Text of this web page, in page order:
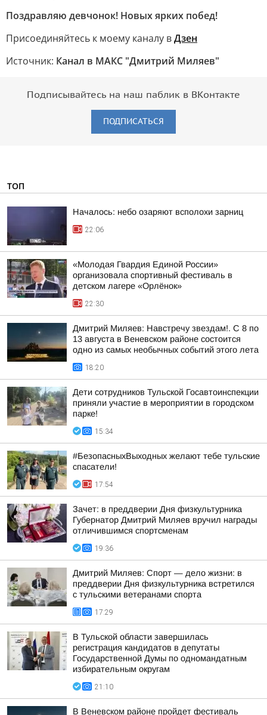
Поздравляю девчонок! Новых ярких побед!
Присоединяйтесь к моему каналу вДзен
Источник: Канал в МАКС "Дмитрий Миляев"
Подписывайтесь на наш паблик в ВКонтакте
ПОДПИСАТЬСЯ
ТОП
Началось: небо озаряют всполохи зарниц
22:06
«Молодая Гвардия Единой России»
организовала спортивный фестиваль в
детском лагере «Орлёнок»
22:30
Дмитрий Миляев: Навстречу звездам!. С 8 по
13 августа в Веневском районе состоится
одно из самых необычных событий этого лета
18:20
Дети сотрудников Тульской Госавтоинспекции
приняли участие в мероприятии в городском
парке!
15:34
#БезопасныхВыходных желают тебе тульские
спасатели!
17:54
Зачет: в преддверии Дня физкультурника
Губернатор Дмитрий Миляев вручил награды
отличившимся спортсменам
19:36
Дмитрий Миляев: Спорт — дело жизни: в
преддверии Дня физкультурника встретился
с тульскими ветеранами спорта
17:29
В Тульской области завершилась
регистрация кандидатов в депутаты
Государственной Думы по одномандатным
избирательным округам
21:10
В Веневском районе пройдет фестиваль